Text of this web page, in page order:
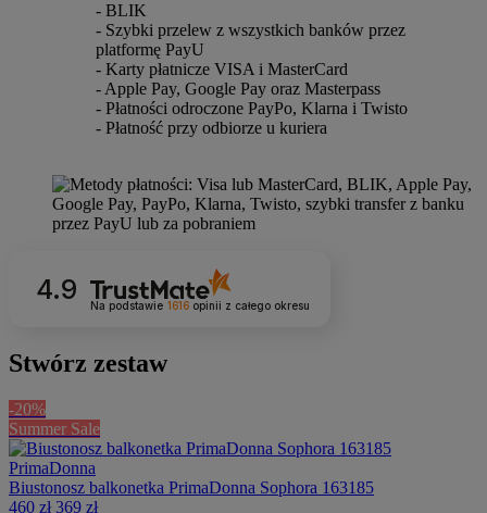
- BLIK
- Szybki przelew z wszystkich banków przez
platformę PayU
- Karty płatnicze VISA i MasterCard
- Apple Pay, Google Pay oraz Masterpass
- Płatności odroczone PayPo, Klarna i Twisto
- Płatność przy odbiorze u kuriera
4.9
Na podstawie 1616opinii z całego okresu
Stwórz zestaw
-20%
Summer Sale
PrimaDonna
Biustonosz balkonetka PrimaDonna Sophora 163185
460 zł 369 zł